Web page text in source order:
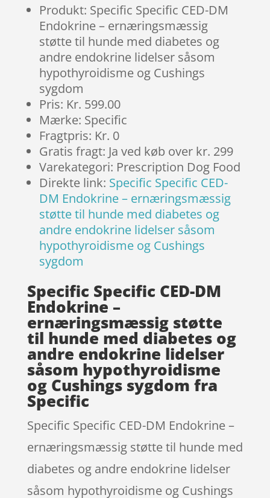
Produkt: Specific Specific CED-DM
Endokrine – ernæringsmæssig
støtte til hunde med diabetes og
andre endokrine lidelser såsom
hypothyroidisme og Cushings
sygdom
Pris: Kr. 599.00
Mærke: Specific
Fragtpris: Kr. 0
Gratis fragt: Ja ved køb over kr. 299
Varekategori: Prescription Dog Food
Direkte link: Specific Specific CED-
DM Endokrine – ernæringsmæssig
støtte til hunde med diabetes og
andre endokrine lidelser såsom
hypothyroidisme og Cushings
sygdom
Specific Specific CED-DM
Endokrine –
ernæringsmæssig støtte
til hunde med diabetes og
andre endokrine lidelser
såsom hypothyroidisme
og Cushings sygdom fra
Specific
Specific Specific CED-DM Endokrine –
ernæringsmæssig støtte til hunde med
diabetes og andre endokrine lidelser
såsom hypothyroidisme og Cushings